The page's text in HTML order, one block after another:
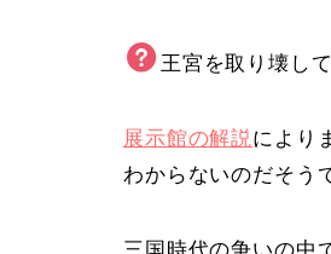
王宮を取り壊し
展示館の解説により
わからないのだそう